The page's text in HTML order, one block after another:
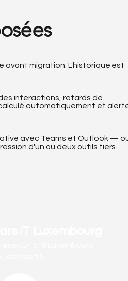
avant migration. L'historique est
interactions, retards de
automatiquement et
avec Teams et Outlook —
d'un ou deux outils tiers.